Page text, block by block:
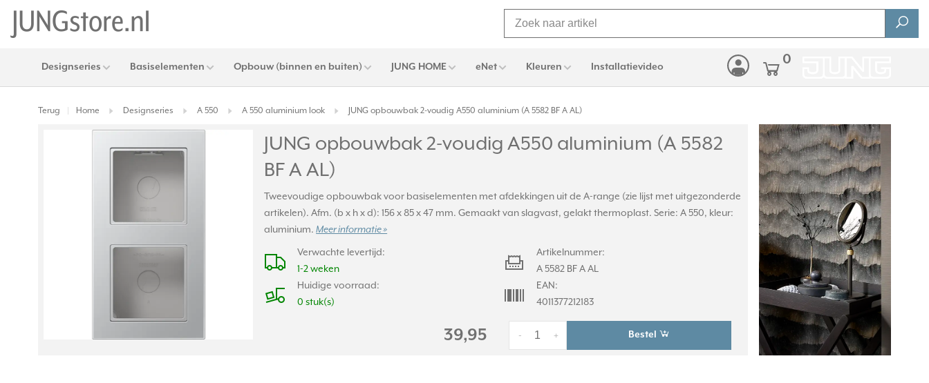
Designseries Basiselementen Opbouw (binnen en buiten) JUNG HOME eNet Kleuren Installatievideo 0
Terug Home Designseries A 550 A 550 aluminium look JUNG opbouwbak 2-voudig A550 aluminium (A 5582 BF A AL)
JUNG opbouwbak 2-voudig A550 aluminium (A 5582
BF A AL)
Tweevoudige opbouwbak voor basiselementen met afdekkingen uit de A-range (zie lijst met uitgezonderde
artikelen). Afm. (b x h x d): 156 x 85 x 47 mm. Gemaakt van slagvast, gelakt thermoplast. Serie: A 550, kleur:
aluminium.Meer informatie »
Verwachte levertijd:
1-2 weken
Huidige voorraad:
0 stuk(s)
Artikelnummer:
A 5582 BF A AL
EAN:
4011377212183
39,95 +
- Bestel